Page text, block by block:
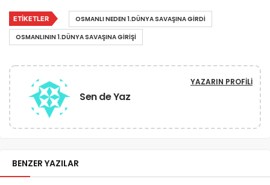
ETIKETLER
OSMANLI NEDEN 1.DÜNYA SAVAŞINA GIRDI
OSMANLININ 1.DÜNYA SAVAŞINA GIRIŞI
Sen de Yaz
YAZARIN PROFILI
BENZER YAZILAR